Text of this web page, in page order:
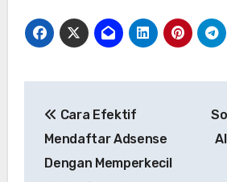
pos
Cara Efektif
Mendaftar Adsense
Dengan Memperkecil